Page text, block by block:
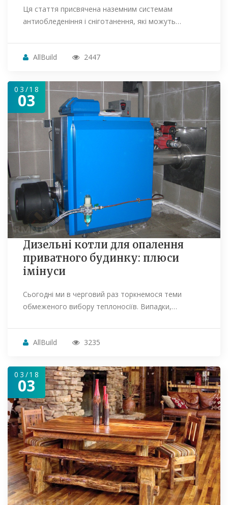
Ця стаття присвячена наземним системам
антиобледеніння і сніготанення, які можуть…
AllBuild 2447
03/18
03
Дизельні котли для опалення
приватного будинку: плюси
імінуси
Сьогодні ми в черговий раз торкнемося теми
обмеженого вибору теплоносіїв. Випадки,…
AllBuild 3235
03/18
03